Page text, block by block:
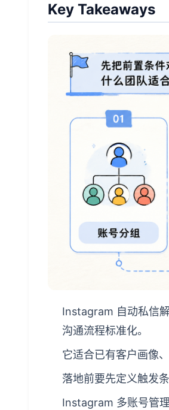
Key Takeaways
Instagram 自动私信
沟通流程标准化。
它适合已有客户画像
落地前要先定义触发
Instagram 多账号管